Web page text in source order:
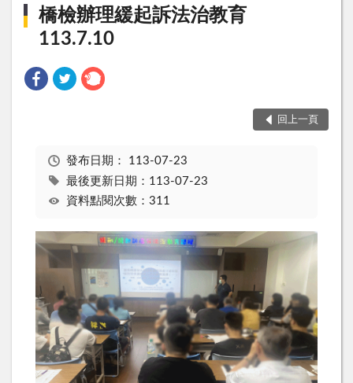
橋檢辦理緩起訴法治教育
113.7.10
回上一頁
發布日期： 113-07-23
最後更新日期：113-07-23
資料點閱次數：311